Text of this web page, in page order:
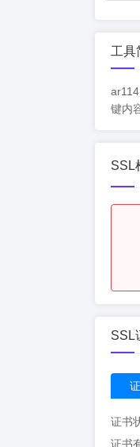
工具
键内
SSL
SSL
证书
证书